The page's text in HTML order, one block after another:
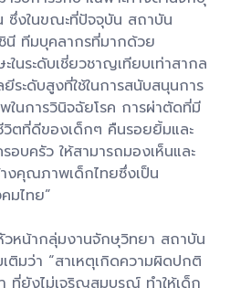
ซึ่งในขณะที่ปัจจุบัน สถาบัน
นี ทีมบุคลากรที่มากด้วย
ในระดับเชี่ยวชาญเทียบเท่าสากล
ระดับสูงที่ใช้ในการสนับสนุนการ
ในการวินิจฉัยโรค การผ่าตัดที่มี
ตที่ดีของเด็กๆ คืนรอยยิ้มและ
อบครัว ให้สามารถมองเห็นและ
งคุณภาพเด็กไทยซึ่งเป็น
มไทย”
หน้ากลุ่มงานจักษุวิทยา สถาบัน
ติมว่า “สาเหตุเกิดความผิดปกติ
ที่ยังไม่เจริญสมบรูณ์ ทำให้เด็ก